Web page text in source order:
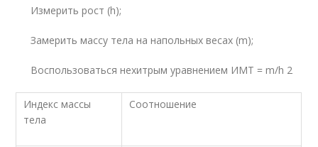
Измерить рост (h);
Замерить массу тела на напольных весах (m);
Воспользоваться нехитрым уравнением ИМТ = m/h 2
Индекс массы
тела
Соотношение